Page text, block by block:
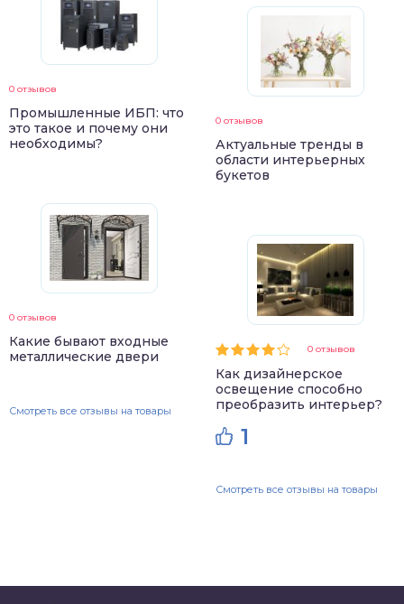
0 отзывов
Промышленные ИБП: что
это такое и почему они
необходимы?
0 отзывов
Какие бывают входные
металлические двери
Смотреть все отзывы на товары
0 отзывов
Актуальные тренды в
области интерьерных
букетов
0 отзывов
Как дизайнерское
освещение способно
преобразить интерьер?
1
Смотреть все отзывы на товары